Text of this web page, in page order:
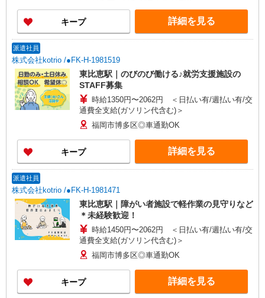
キープ 詳細を見る
派遣社員
株式会社kotrio /●FK-H-1981519
東比恵駅｜のびのび働ける♪就労支援施設の
STAFF募集
時給1350円〜2062円 ＜日払い有/週払い有/交
通費全支給(ガソリン代含む)＞
福岡市博多区◎車通勤OK
キープ 詳細を見る
派遣社員
株式会社kotrio /●FK-H-1981471
東比恵駅｜障がい者施設で軽作業の見守りなど
＊未経験歓迎！
時給1450円〜2062円 ＜日払い有/週払い有/交
通費全支給(ガソリン代含む)＞
福岡市博多区◎車通勤OK
キープ 詳細を見る